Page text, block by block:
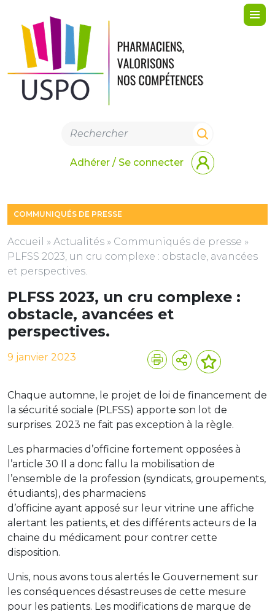
Adhérer / Se connecter
COMMUNIQUÉS DE PRESSE
Accueil » Actualités » Communiqués de presse »
PLFSS 2023, un cru complexe : obstacle, avancées
et perspectives.
PLFSS 2023, un cru complexe :
obstacle, avancées et
perspectives.
9 janvier 2023
Chaque automne, le projet de loi de financement de
la sécurité sociale (PLFSS) apporte son lot de
surprises. 2023 ne fait pas exception à la règle.
Les pharmacies d’officine fortement opposées à
l’article 30 Il a donc fallu la mobilisation de
l’ensemble de la profession (syndicats, groupements,
étudiants), des pharmaciens
d’officine ayant apposé sur leur vitrine une affiche
alertant les patients, et des différents acteurs de la
chaine du médicament pour contrer cette
disposition.
Unis, nous avons tous alertés le Gouvernement sur
les conséquences désastreuses de cette mesure
pour les patients. Les modifications de marque de